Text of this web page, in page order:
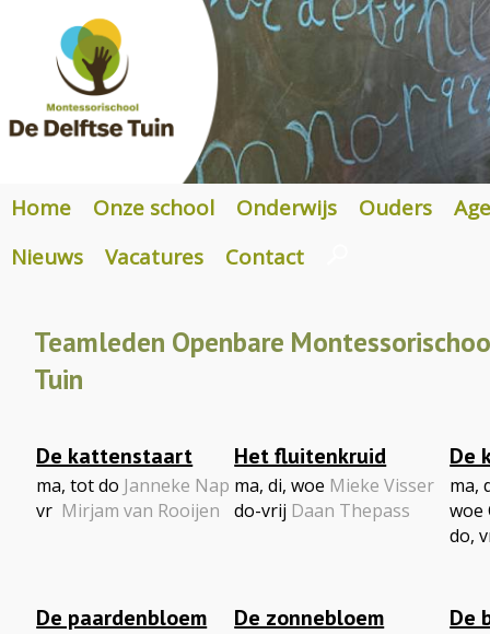
Home Onze school Onderwijs Ouders
Nieuws
Vacatures Contact
Teamleden Openbare
Tuin
De kattenstaart
ma, tot do Janneke Nap
vr Mirjam van Rooijen
Het fluitenkruid
ma, di, woe Mieke Visser
do-vrij Daan Thepass
De
ma,
woe
do,
De paardenbloem De zonnebloem De